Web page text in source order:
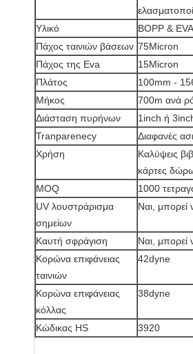
Υλικό
BOPP & EVA
Πάχος ταινιών βάσεων 75Micron
Πάχος της Eva
15Micron
Πλάτος
100mm -
Μήκος
700m ανά
Διάσταση πυρήνων
1inch ή
Tranparenecy
Διαφανές
Χρήση
Καλύψεις
κάρτες
MOQ
1000
UV λουστράρισμα
σημείων
Ναι, μπορεί
Καυτή σφράγιση
Ναι, μπορεί
Κορώνα επιφάνειας
ταινιών
42dyne
Κορώνα επιφάνειας
κόλλας
38dyne
Κώδικας HS 3920